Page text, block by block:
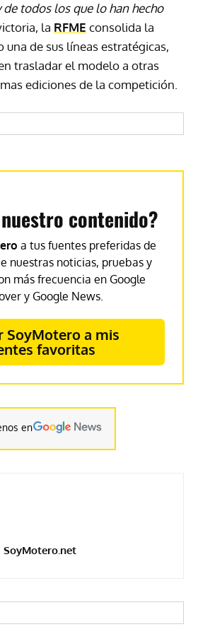
todos los que lo han hecho
la RFME consolida la
de sus líneas estratégicas,
trasladar el modelo a otras
ediciones de la competición.
contenido?
a tus fuentes preferidas de
nuestras noticias, pruebas y
más frecuencia en Google
y Google News.
SoyMotero a mis
favoritas
en
SoyMotero.net